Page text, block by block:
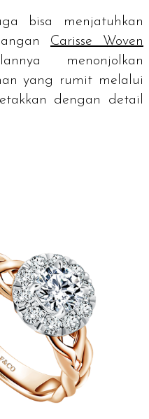
bisa menjatuhkan
Carisse Woven
menonjolkan
yang rumit melalui
dengan detail